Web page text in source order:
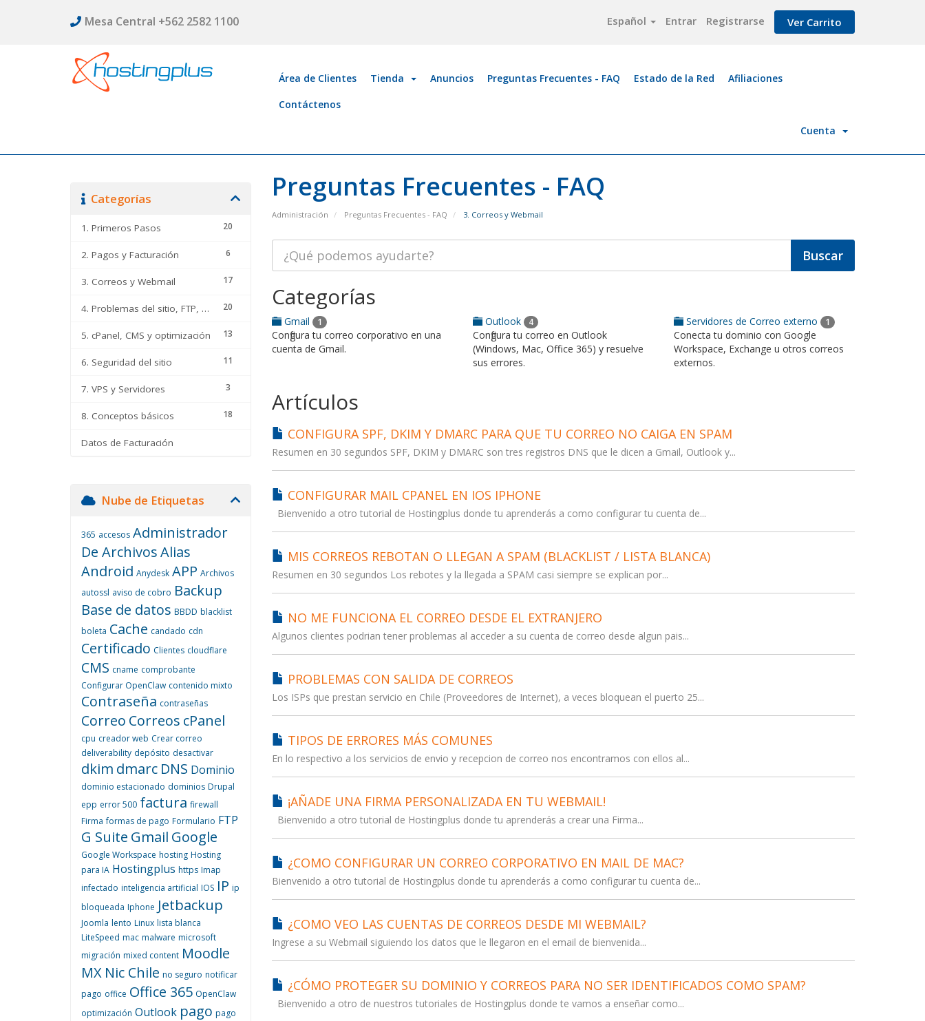
Mesa Central +562 2582 1100 Español Entrar Registrarse Ver Carrito
Área de Clientes Tienda Anuncios Preguntas Frecuentes - FAQ Estado de la Red
Afiliaciones
Contáctenos
Cuenta
Preguntas Frecuentes - FAQ
Administración Preguntas Frecuentes - FAQ 3. Correos y Webmail
Categorías
20
1. Primeros Pasos
6
2. Pagos y Facturación
17
3. Correos y Webmail
20
4. Problemas del sitio, FTP, DNS y cPanel
13
5. cPanel, CMS y optimización
11
6. Seguridad del sitio
3
7. VPS y Servidores
18
8. Conceptos básicos
Datos de Facturación
Categorías
Gmail 1
Configura tu correo corporativo en una
cuenta de Gmail.
Outlook 4
Configura tu correo en Outlook
(Windows, Mac, Office 365) y resuelve
sus errores.
Servidores de Correo externo 1
Conecta tu dominio con Google
Workspace, Exchange u otros correos
externos.
Artículos
CONFIGURA SPF, DKIM Y DMARC PARA QUE TU CORREO NO CAIGA EN SPAM
Resumen en 30 segundos SPF, DKIM y DMARC son tres registros DNS que le dicen a Gmail, Outlook y...
CONFIGURAR MAIL CPANEL EN IOS IPHONE
Bienvenido a otro tutorial de Hostingplus donde tu aprenderás a como configurar tu cuenta de...
MIS CORREOS REBOTAN O LLEGAN A SPAM (BLACKLIST / LISTA BLANCA)
Resumen en 30 segundos Los rebotes y la llegada a SPAM casi siempre se explican por...
NO ME FUNCIONA EL CORREO DESDE EL EXTRANJERO
Algunos clientes podrian tener problemas al acceder a su cuenta de correo desde algun pais...
PROBLEMAS CON SALIDA DE CORREOS
Los ISPs que prestan servicio en Chile (Proveedores de Internet), a veces bloquean el puerto 25...
TIPOS DE ERRORES MÁS COMUNES
En lo respectivo a los servicios de envio y recepcion de correo nos encontramos con ellos al...
¡AÑADE UNA FIRMA PERSONALIZADA EN TU WEBMAIL!
Bienvenido a otro tutorial de Hostingplus donde tu aprenderás a crear una Firma...
¿COMO CONFIGURAR UN CORREO CORPORATIVO EN MAIL DE MAC?
Bienvenido a otro tutorial de Hostingplus donde tu aprenderás a como configurar tu cuenta de...
¿COMO VEO LAS CUENTAS DE CORREOS DESDE MI WEBMAIL?
Ingrese a su Webmail siguiendo los datos que le llegaron en el email de bienvenida...
¿CÓMO PROTEGER SU DOMINIO Y CORREOS PARA NO SER IDENTIFICADOS COMO SPAM?
Bienvenido a otro de nuestros tutoriales de Hostingplus donde te vamos a enseñar como...
Nube de Etiquetas
365 accesos Administrador
De ArchivosAlias
Android Anydesk APP Archivos
autossl aviso de cobro Backup
Base de datos BBDD blacklist
boleta Cache candado cdn
Certificado Clientes cloudflare
CMS cname comprobante
Configurar OpenClaw contenido mixto
Contraseña contraseñas
Correo Correos cPanel
cpu creador web Crear correo
deliverability depósito desactivar
dkim dmarc DNS Dominio
dominio estacionado dominios Drupal
epp error 500 factura firewall
Firma formas de pago Formulario FTP
G Suite Gmail Google
Google Workspace hosting Hosting
para IA Hostingplus https Imap
infectado inteligencia artificial IOS IP ip
bloqueada Iphone Jetbackup
Joomla lento Linux lista blanca
LiteSpeed mac malware microsoft
migración mixed content Moodle
MX Nic Chile no seguro notificar
pago office Office 365 OpenClaw
optimización Outlook pago pago